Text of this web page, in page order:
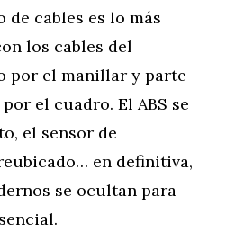
de cables es lo más
los cables del
por el manillar y parte
el cuadro. El ABS se
el sensor de
en definitiva,
se ocultan para